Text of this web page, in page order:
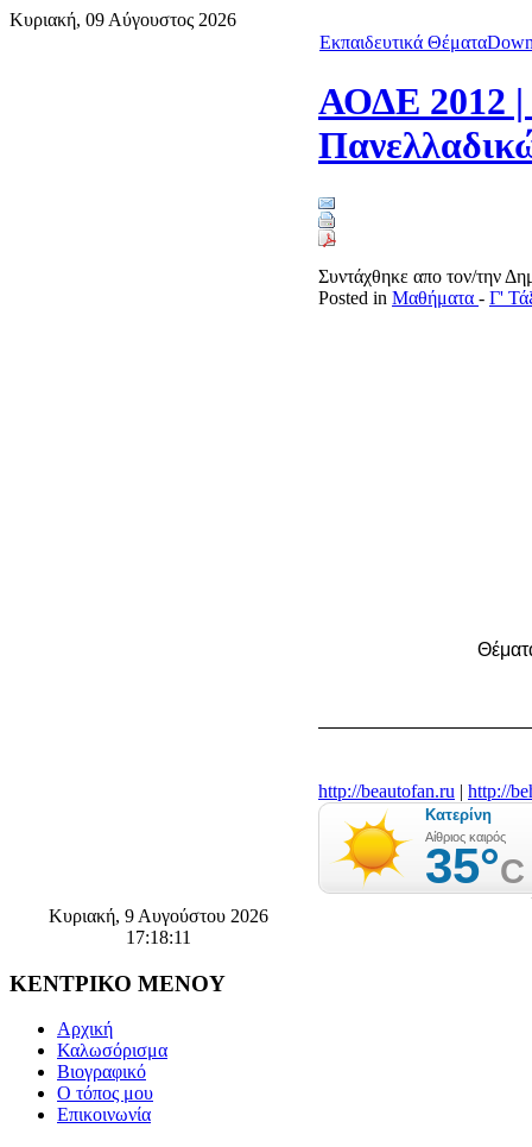
Κυριακή, 09 Αύγουστος 2026
Εκπαιδευτικά Θέματα
ΑΟΔΕ 2012 |
Συντάχθηκε απο τον/την
Posted in Μαθήματα - Γ'
http://beautofan.ru | http://
Κυριακή, 9 Αυγούστου 2026
17:18:12
ΚΕΝΤΡΙΚΟ ΜΕΝΟΥ
Αρχική
Καλωσόρισμα
Βιογραφικό
Ο τόπος μου
Επικοινωνία